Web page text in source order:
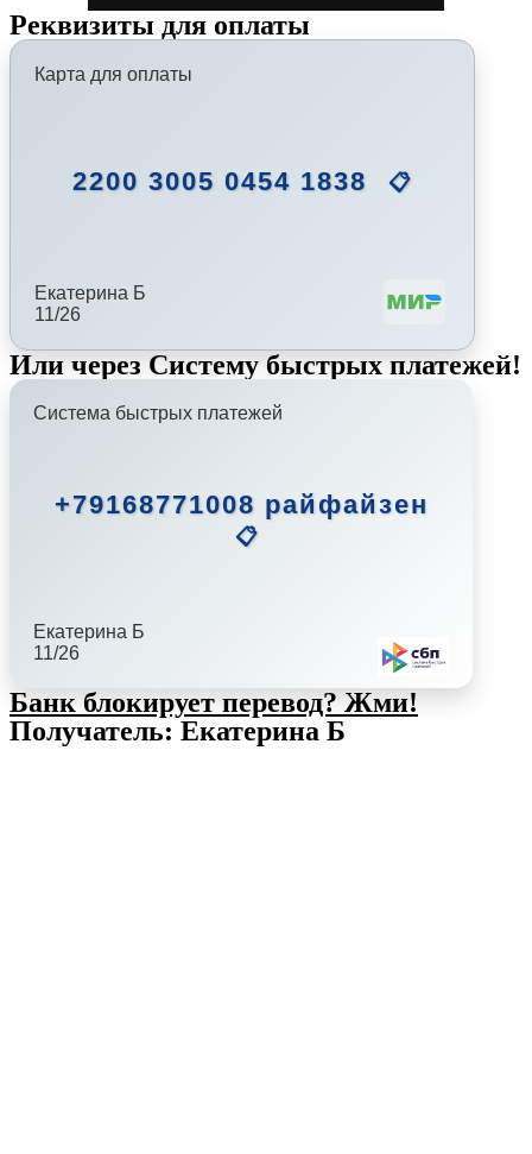
Реквизиты для оплаты
Карта для оплаты
2200 3005 0454 1838 📋
Екатерина Б
11/26
Или через Систему быстрых платежей!
Система быстрых платежей
+79168771008 райфайзен
📋
Екатерина Б
11/26
Банк блокирует перевод? Жми!
Получатель: Екатерина Б